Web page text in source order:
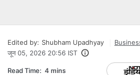
Edited by: Shubham Upadhyay
जून 05, 2026 20:56 IST
Read Time: 4 mins